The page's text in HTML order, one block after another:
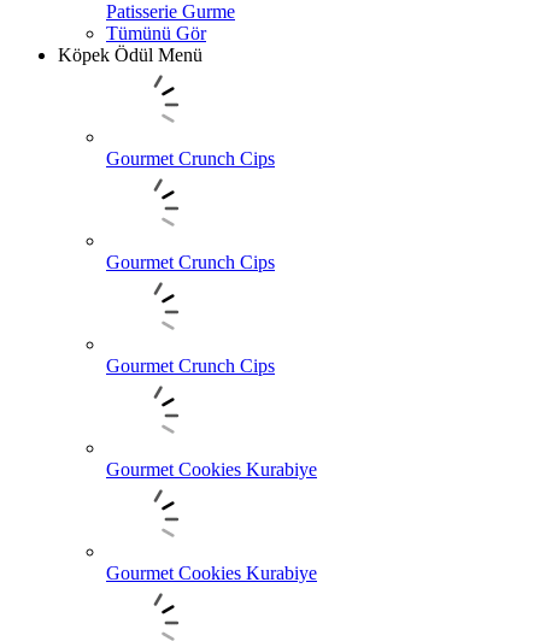
Patisserie Gurme
Tümünü Gör
Köpek Ödül Menü
Gourmet Crunch Cips
Gourmet Crunch Cips
Gourmet Crunch Cips
Gourmet Cookies Kurabiye
Gourmet Cookies Kurabiye